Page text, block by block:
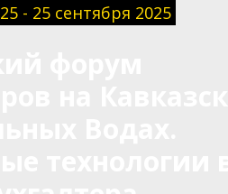
- 25 сентября 2025